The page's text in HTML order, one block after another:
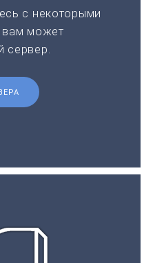
с некоторыми
вам может
сервер.